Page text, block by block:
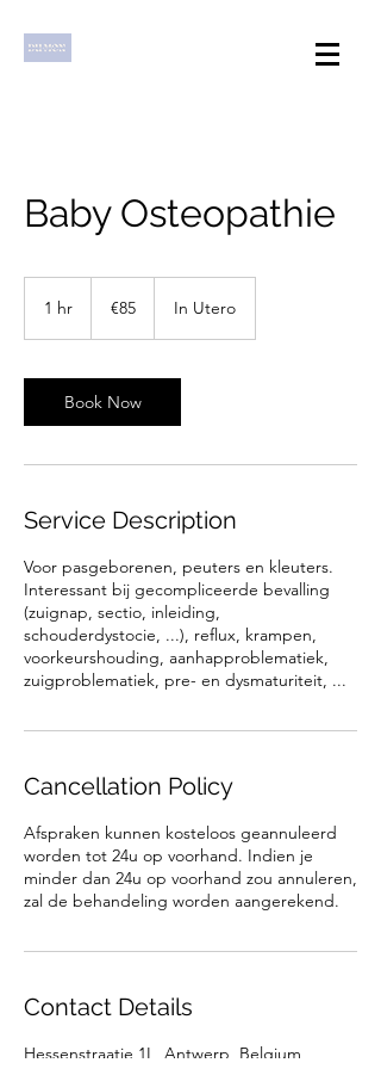
Baby Osteopathie
1 hr €85 In Utero
Book Now
Service Description
Voor pasgeborenen, peuters en kleuters.
Interessant bij gecompliceerde bevalling
(zuignap, sectio, inleiding,
schouderdystocie, ...), reflux, krampen,
voorkeurshouding, aanhapproblematiek,
zuigproblematiek, pre- en dysmaturiteit, ...
Cancellation Policy
Afspraken kunnen kosteloos geannuleerd
worden tot 24u op voorhand. Indien je
minder dan 24u op voorhand zou annuleren,
zal de behandeling worden aangerekend.
Contact Details
Hessenstraatje 1L, Antwerp, Belgium